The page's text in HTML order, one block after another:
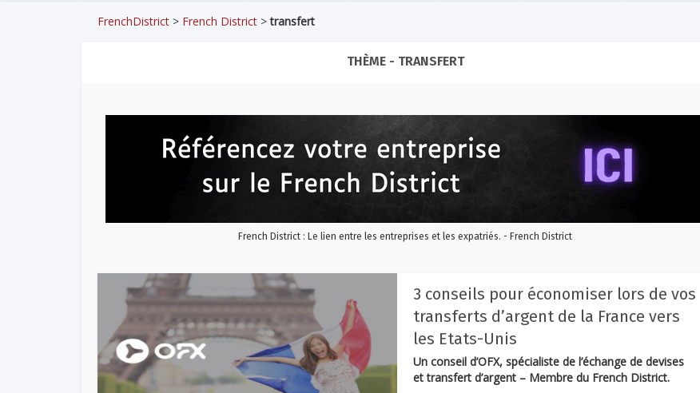
FrenchDistrict > French District >transfert
THÈME - TRANSFERT
French District : Le lien entre les entreprises et les expatriés. - French District
3 conseils pour économiser lors de vos
transferts d’argent de la France vers
les Etats-Unis
Un conseil d’OFX, spécialiste de l’échange de devises
et transfert d’argent – Membre du French District.